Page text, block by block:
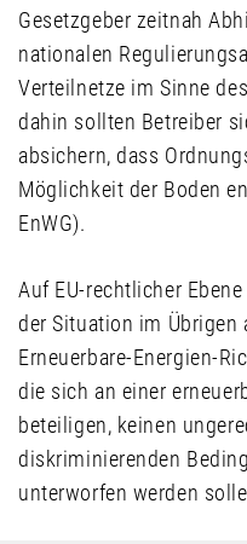
Gesetzgeber zeitnah
nationalen
Verteilnetze im Sinne
dahin sollten Betreiber
absichern, dass
Möglichkeit der Boden
EnWG).
Auf EU-rechtlicher
der Situation im Übrigen
Erneuerbare-Energien-
die sich an einer
beteiligen, keinen
diskriminierenden
unterworfen werden